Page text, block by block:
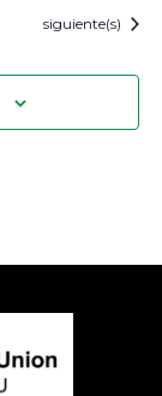
Eventos
siguiente(s)